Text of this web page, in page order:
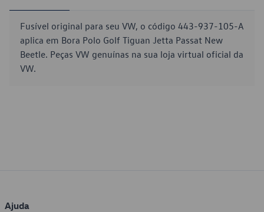
Fusível original para seu VW, o código 443-937-105-A
aplica em Bora Polo Golf Tiguan Jetta Passat New
Beetle. Peças VW genuínas na sua loja virtual oficial da
VW.
Ajuda